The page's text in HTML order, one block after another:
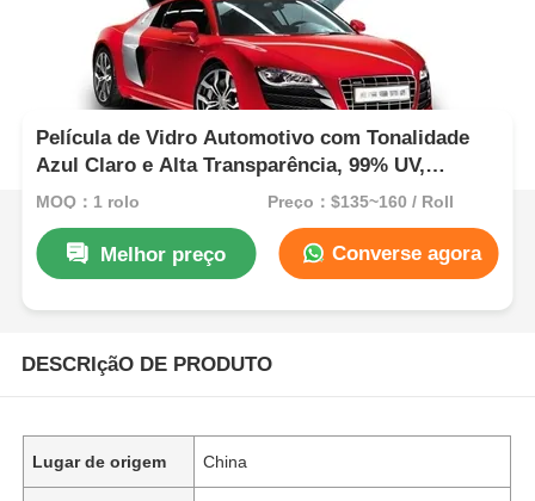
Película de Vidro Automotivo com Tonalidade
Azul Claro e Alta Transparência, 99% UV,
Autocolante, Nano Cerâmica
MOQ：1 rolo Preço：$135~160 / Roll
Melhor preço Converse agora
DESCRIçãO DE PRODUTO
Lugar de origem China